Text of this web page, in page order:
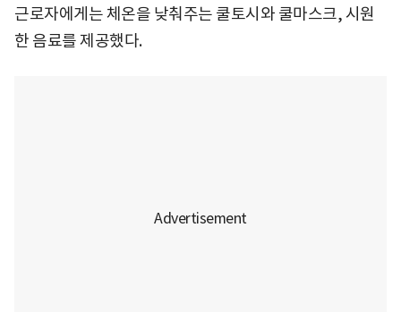
근로자에게는 체온을 낮춰주는 쿨토시와 쿨마스크, 시원
한 음료를 제공했다.